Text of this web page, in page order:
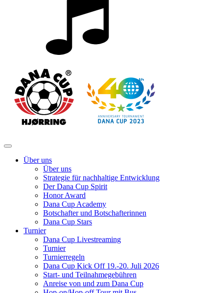
Über uns
Über uns
Strategie für nachhaltige Entwicklung
Der Dana Cup Spirit
Honor Award
Dana Cup Academy
Botschafter und Botschafterinnen
Dana Cup Stars
Turnier
Dana Cup Livestreaming
Turnier
Turnierregeln
Dana Cup Kick Off 19.-20. Juli 2026
Start- und Teilnahmegebühren
Anreise von und zum Dana Cup